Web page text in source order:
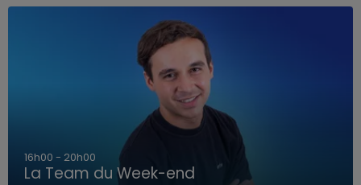
7h00 - 12h00
La Team du Week-end